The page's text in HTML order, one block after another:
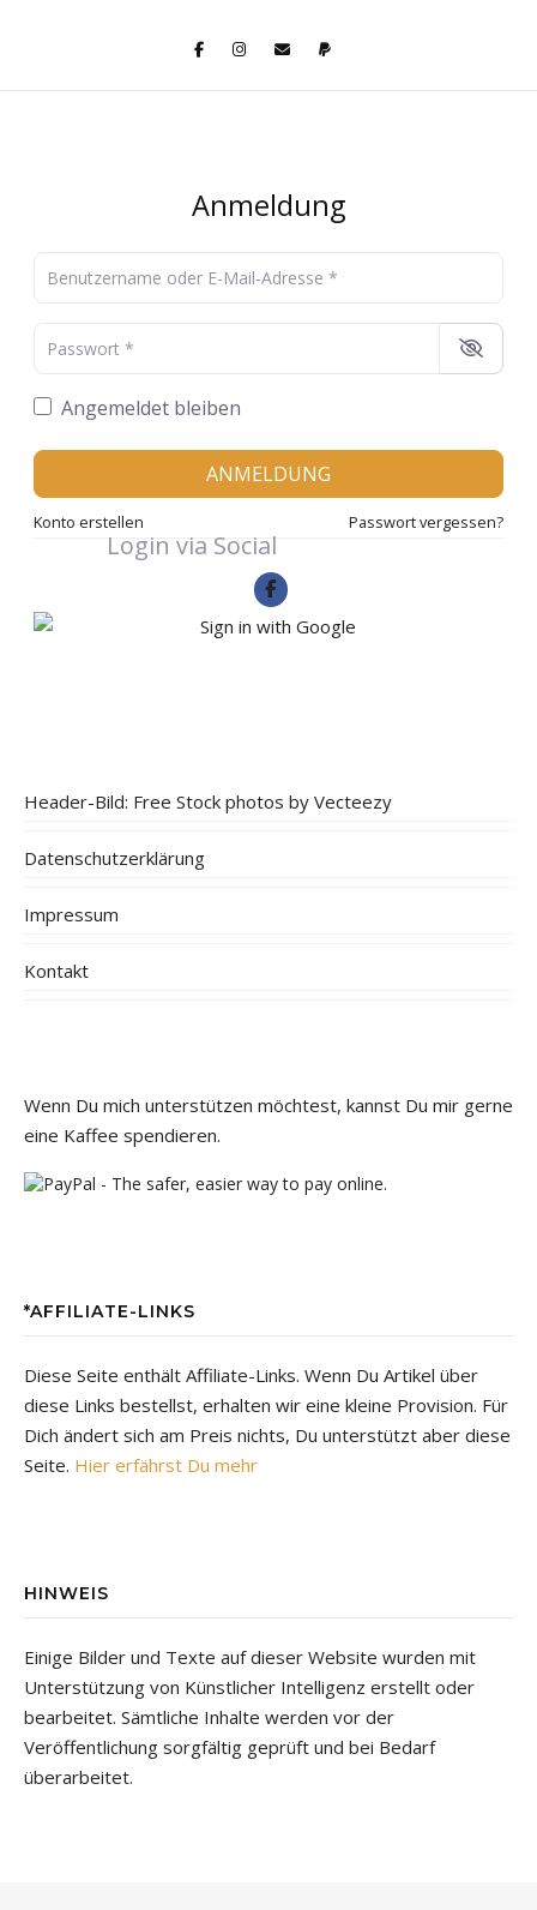
Anmeldung
Benutzername oder E-Mail-Adresse
*
Angemeldet bleiben
ANMELDUNG
Konto erstellen Passwort vergessen?
Login via Social
Header-Bild: Free Stock photos by Vecteezy
Datenschutzerklärung
Impressum
Kontakt
Wenn Du mich unterstützen möchtest, kannst Du mir gerne
eine Kaffee spendieren.
*AFFILIATE-LINKS
Diese Seite enthält Affiliate-Links. Wenn Du Artikel über
diese Links bestellst, erhalten wir eine kleine Provision. Für
Dich ändert sich am Preis nichts, Du unterstützt aber diese
Seite. Hier erfährst Du mehr
HINWEIS
Einige Bilder und Texte auf dieser Website wurden mit
Unterstützung von Künstlicher Intelligenz erstellt oder
bearbeitet. Sämtliche Inhalte werden vor der
Veröffentlichung sorgfältig geprüft und bei Bedarf
überarbeitet.